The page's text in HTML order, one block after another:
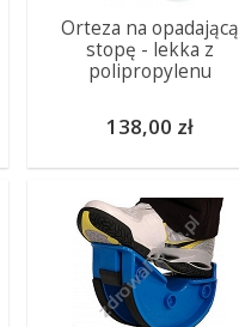
Orteza na opadającą
stopę - lekka z
polipropylenu
138,00 zł